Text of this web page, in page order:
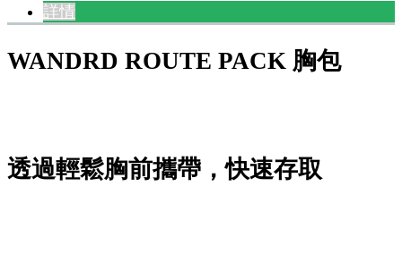
詳情
WANDRD ROUTE PACK 胸包
透過輕鬆胸前攜帶，快速存取